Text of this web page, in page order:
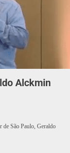
Alckmin
de São Paulo, Geraldo